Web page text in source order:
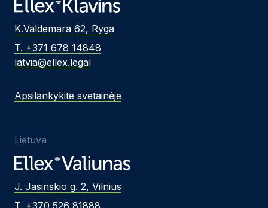
K.Valdemara 62, Ryga
T. +371 678 14848
latvia@ellex.legal
Apsilankykite svetainėje
Lietuva
J. Jasinskio g. 2, Vilnius
T. +370 526 81888